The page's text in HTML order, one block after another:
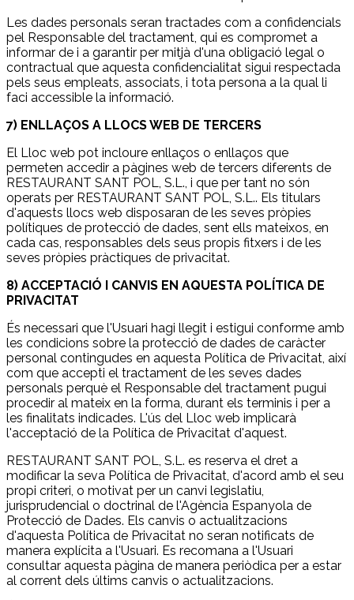
Les dades personals seran tractades com a confidencials
pel Responsable del tractament, qui es compromet a
informar de i a garantir per mitjà d'una obligació legal o
contractual que aquesta confidencialitat sigui respectada
pels seus empleats, associats, i tota persona a la qual li
faci accessible la informació.
7) ENLLAÇOS A LLOCS WEB DE TERCERS
El Lloc web pot incloure enllaços o enllaços que
permeten accedir a pàgines web de tercers diferents de
RESTAURANT SANT POL, S.L., i que per tant no són
operats per RESTAURANT SANT POL, S.L.. Els titulars
d'aquests llocs web disposaran de les seves pròpies
polítiques de protecció de dades, sent ells mateixos, en
cada cas, responsables dels seus propis fitxers i de les
seves pròpies pràctiques de privacitat.
8) ACCEPTACIÓ I CANVIS EN AQUESTA POLÍTICA DE
PRIVACITAT
És necessari que l'Usuari hagi llegit i estigui conforme amb
les condicions sobre la protecció de dades de caràcter
personal contingudes en aquesta Política de Privacitat, així
com que accepti el tractament de les seves dades
personals perquè el Responsable del tractament pugui
procedir al mateix en la forma, durant els terminis i per a
les finalitats indicades. L'ús del Lloc web implicarà
l'acceptació de la Política de Privacitat d'aquest.
RESTAURANT SANT POL, S.L. es reserva el dret a
modificar la seva Política de Privacitat, d'acord amb el seu
propi criteri, o motivat per un canvi legislatiu,
jurisprudencial o doctrinal de l'Agència Espanyola de
Protecció de Dades. Els canvis o actualitzacions
d'aquesta Política de Privacitat no seran notificats de
manera explícita a l'Usuari. Es recomana a l'Usuari
consultar aquesta pàgina de manera periòdica per a estar
al corrent dels últims canvis o actualitzacions.